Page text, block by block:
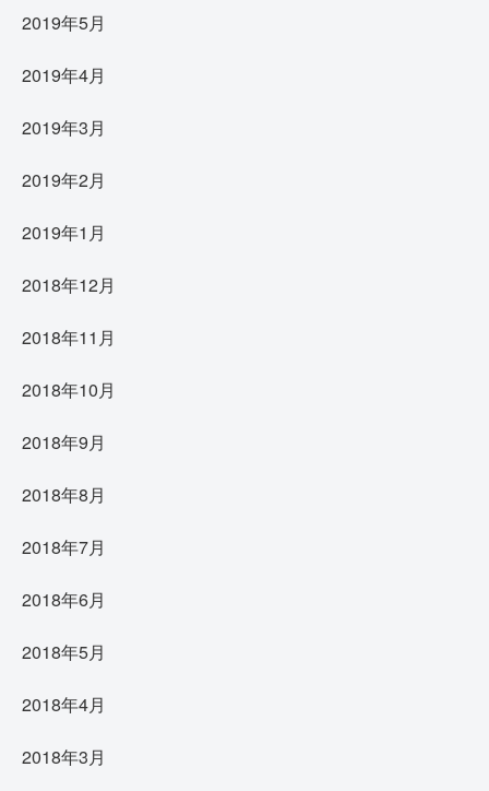
2019年5月
2019年4月
2019年3月
2019年2月
2019年1月
2018年12月
2018年11月
2018年10月
2018年9月
2018年8月
2018年7月
2018年6月
2018年5月
2018年4月
2018年3月